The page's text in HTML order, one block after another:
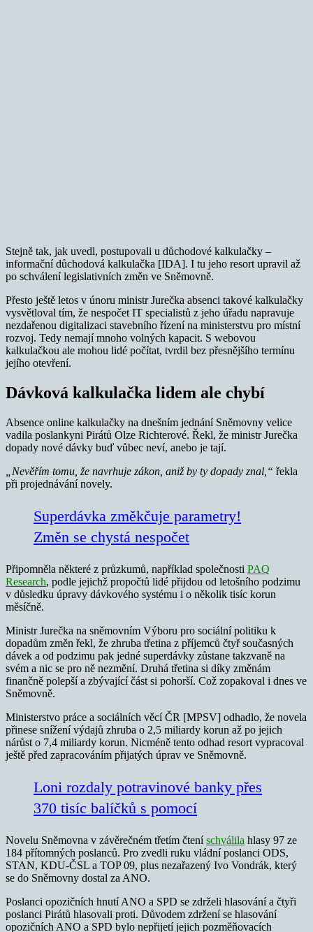
Stejně tak, jak uvedl, postupovali u důchodové kalkulačky –
informační důchodová kalkulačka [IDA]. I tu jeho resort upravil až
po schválení legislativních změn ve Sněmovně.
Přesto ještě letos v únoru ministr Jurečka absenci takové kalkulačky
vysvětloval tím, že nespočet IT specialistů z jeho úřadu napravuje
nezdařenou digitalizaci stavebního řízení na ministerstvu pro místní
rozvoj. Tedy nemají mnoho volných kapacit. S webovou
kalkulačkou ale mohou lidé počítat, tvrdil bez přesnějšího termínu
jejího otevření.
Dávková kalkulačka lidem ale chybí
Absence online kalkulačky na dnešním jednání Sněmovny velice
vadila poslankyni Pirátů Olze Richterové. Řekl, že ministr Jurečka
dopady nové dávky buď vůbec neví, anebo je tají.
„Nevěřím tomu, že navrhuje zákon, aniž by ty dopady znal,“ řekla
při projednávání novely.
Superdávka změkčuje parametry!
Změn se chystá nespočet
Připomněla některé z průzkumů, například společnosti PAQ
Research, podle jejichž propočtů lidé přijdou od letošního podzimu
v důsledku úpravy dávkového systému i o několik tisíc korun
měsíčně.
Ministr Jurečka na sněmovním Výboru pro sociální politiku k
dopadům změn řekl, že zhruba třetina z příjemců čtyř současných
dávek a od podzimu pak jedné superdávky zůstane takzvaně na
svém a nic se pro ně nezmění. Druhá třetina si díky změnám
finančně polepší a zbývající část si pohorší. Což zopakoval i dnes ve
Sněmovně.
Ministerstvo práce a sociálních věcí ČR [MPSV] odhadlo, že novela
přinese snížení výdajů zhruba o 2,5 miliardy korun až po jejich
nárůst o 7,4 miliardy korun. Nicméně tento odhad resort vypracoval
ještě před zapracováním přijatých úprav ve Sněmovně.
Loni rozdaly potravinové banky přes
370 tisíc balíčků s pomocí
Novelu Sněmovna v závěrečném třetím čteníschválila hlasy 97 ze
184 přítomných poslanců. Pro zvedli ruku vládní poslanci ODS,
STAN, KDU-ČSL a TOP 09, plus nezařazený Ivo Vondrák, který
se do Sněmovny dostal za ANO.
Poslanci opozičních hnutí ANO a SPD se zdrželi hlasování a čtyři
poslanci Pirátů hlasovali proti. Důvodem zdržení se hlasování
opozičních ANO a SPD bylo nepřijetí jejich pozměňovacích